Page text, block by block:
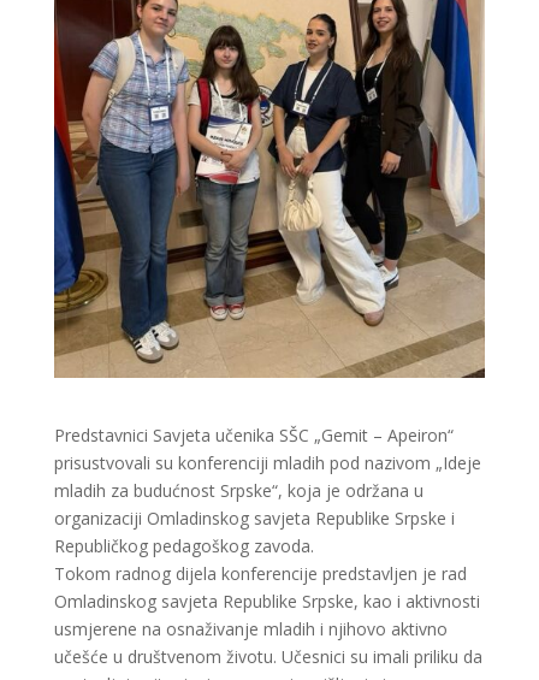
Predstavnici Savjeta učenika SŠC „Gemit – Apeiron“
prisustvovali su konferenciji mladih pod nazivom „Ideje
mladih za budućnost Srpske“, koja je održana u
organizaciji Omladinskog savjeta Republike Srpske i
Republičkog pedagoškog zavoda.
Tokom radnog dijela konferencije predstavljen je rad
Omladinskog savjeta Republike Srpske, kao i aktivnosti
usmjerene na osnaživanje mladih i njihovo aktivno
učešće u društvenom životu. Učesnici su imali priliku da